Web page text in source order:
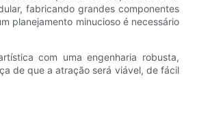
fabricando grandes componentes
planejamento minucioso é necessário
com uma engenharia robusta,
de que a atração será viável, de fácil